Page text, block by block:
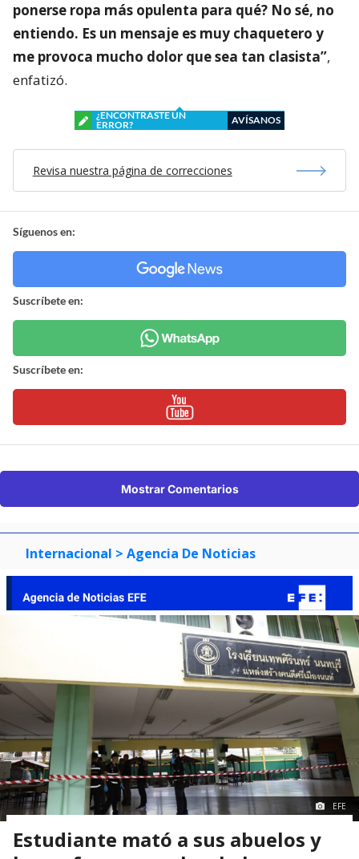
ponerse ropa más opulenta para qué? No sé, no
entiendo. Es un mensaje es muy chaquetero y
me provoca mucho dolor que sea tan clasista”,
enfatizó.
¿ENCONTRASTE UN
ERROR?
AVÍSANOS
Revisa nuestra página de correcciones
Síguenos en:
Suscríbete en:
Suscríbete en:
Mostrar Comentarios
Internacional > Agencia De Noticias
EFE
Estudiante mató a sus abuelos y